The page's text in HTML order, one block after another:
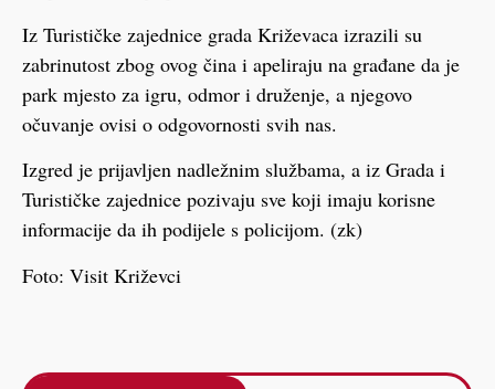
Iz Turističke zajednice grada Križevaca izrazili su
zabrinutost zbog ovog čina i apeliraju na građane da je
park mjesto za igru, odmor i druženje, a njegovo
očuvanje ovisi o odgovornosti svih nas.
Izgred je prijavljen nadležnim službama, a iz Grada i
Turističke zajednice pozivaju sve koji imaju korisne
informacije da ih podijele s policijom. (zk)
Foto: Visit Križevci